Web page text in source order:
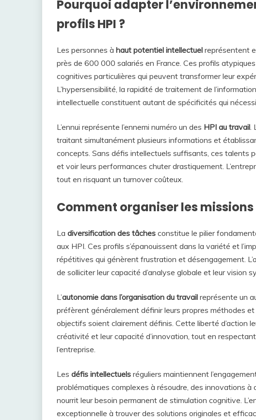
Pourquoi adapter
profils HPI ?
Les personnes à haut potentiel intellectuel représentent
près de 600 000 salariés en France. Ces profils
cognitives particulières qui peuvent transformer leur
L’hypersensibilité, la rapidité de traitement de
intellectuelle constituent autant de spécificités qui
L’ennui représente l’ennemi numéro un des HPI au travail.
traitant simultanément plusieurs informations et
concepts. Sans défis intellectuels suffisants, ces talents
et voir leurs performances chuter drastiquement.
tout en risquant un turnover coûteux.
Comment organiser les missions
La diversification des tâches constitue le pilier
aux HPI. Ces profils s’épanouissent dans la variété et
répétitives qui génèrent frustration et désengagement.
de solliciter leur capacité d’analyse globale et leur vision
L’autonomie dans l’organisation du travail représente un
préfèrent généralement définir leurs propres méthodes
objectifs soient clairement définis. Cette liberté d’action
créativité et leur capacité d’innovation, tout en
l’entreprise.
Les défis intellectuels réguliers maintiennent
problématiques complexes à résoudre, des innovations
nourrit leur besoin permanent de stimulation cognitive.
exceptionnelle à trouver des solutions originales et